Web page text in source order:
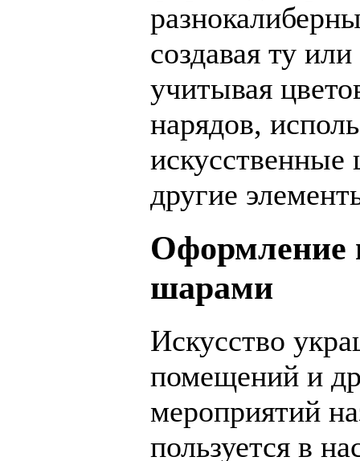
создавая ту
учитывая
нарядов,
другие
Оформление
шарами
Искусство
помещений и
мероприятий
пользуется в